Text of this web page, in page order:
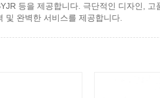
등을 제공합니다. 극단적인 디자인, 고
완벽한 서비스를 제공합니다.